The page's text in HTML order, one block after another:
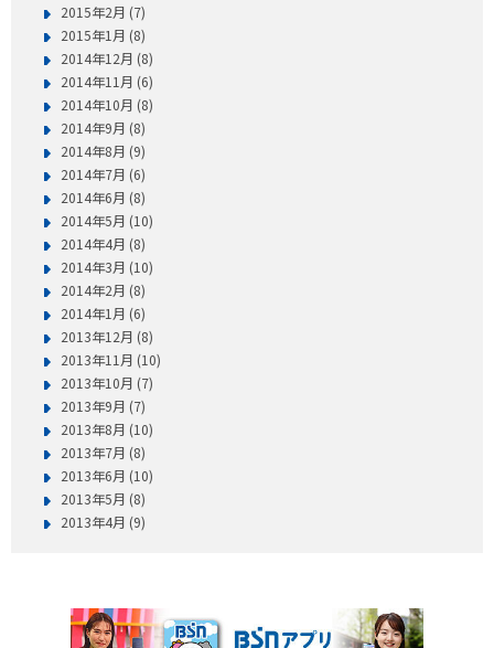
2015年2月 (7)
2015年1月 (8)
2014年12月 (8)
2014年11月 (6)
2014年10月 (8)
2014年9月 (8)
2014年8月 (9)
2014年7月 (6)
2014年6月 (8)
2014年5月 (10)
2014年4月 (8)
2014年3月 (10)
2014年2月 (8)
2014年1月 (6)
2013年12月 (8)
2013年11月 (10)
2013年10月 (7)
2013年9月 (7)
2013年8月 (10)
2013年7月 (8)
2013年6月 (10)
2013年5月 (8)
2013年4月 (9)